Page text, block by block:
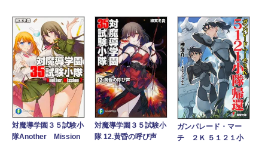
対魔導学園３５試験小
隊Another Mission
対魔導学園３５試験小
隊 12.黄昏の呼び声
ガンパレード・マー
チ ２Ｋ ５１２１小